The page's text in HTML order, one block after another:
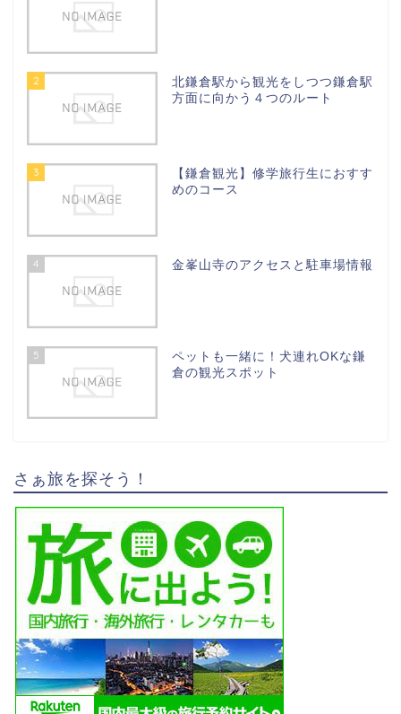
2
北鎌倉駅から観光をしつつ鎌倉駅
方面に向かう４つのルート
3
【鎌倉観光】修学旅行生におすす
めのコース
4 金峯山寺のアクセスと駐車場情報
5
ペットも一緒に！犬連れOKな鎌
倉の観光スポット
さぁ旅を探そう！